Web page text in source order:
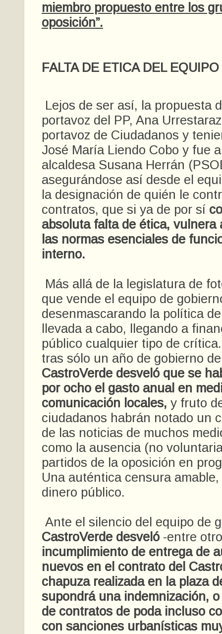
miembro propuesto entre los
oposición”.
FALTA DE ETICA DEL
Lejos de ser así, la propuesta
portavoz del PP, Ana
portavoz de Ciudadanos y
José María Liendo Cobo y fue
alcaldesa Susana Herrán
asegurándose así desde el
la designación de quién le
contratos, que si ya de por sí
absoluta falta de ética, vulnera
las normas esenciales de
interno.
Más allá de la legislatura de
que vende el equipo de
desenmascarando la política
llevada a cabo, llegando a
público cualquier tipo de
tras sólo un año de gobierno
CastroVerde desveló que se
por ocho el gasto anual en
comunicación locales, y fruto
ciudadanos habrán notado un
de las noticias de muchos
como la ausencia (no
partidos de la oposición en
Una auténtica censura
dinero público.
Ante el silencio del equipo de
CastroVerde desveló -entre
incumplimiento de entrega de
nuevos en el contrato del
chapuza realizada en la plaza
supondrá una indemnización,
de contratos de poda incluso
con sanciones urbanísticas